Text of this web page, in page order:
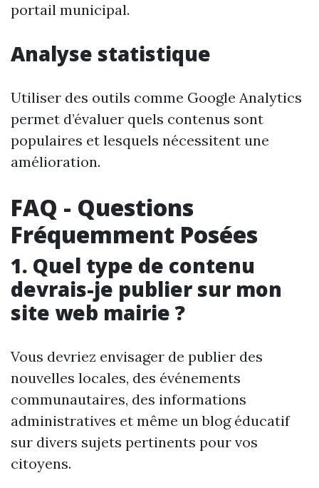
portail municipal.
Analyse statistique
Utiliser des outils comme Google Analytics
permet d’évaluer quels contenus sont
populaires et lesquels nécessitent une
amélioration.
FAQ - Questions
Fréquemment Posées
1. Quel type de contenu
devrais-je publier sur mon
site web mairie ?
Vous devriez envisager de publier des
nouvelles locales, des événements
communautaires, des informations
administratives et même un blog éducatif
sur divers sujets pertinents pour vos
citoyens.